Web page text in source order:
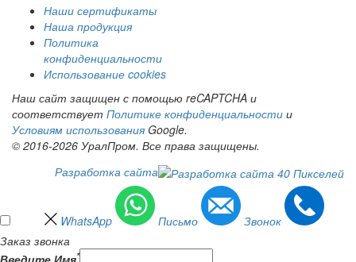
Наши сертификаты
Наша продукция
Политика
конфиденциальности
Использование cookies
Наш сайт защищен с помощью reCAPTCHA и
соответствует Политике конфиденциальности и
Условиям использования Google.
© 2016-2026 УралПром. Все права защищены.
Разработка сайта
WhatsApp Письмо
Звонок
Заказ звонка
Введите Имя*